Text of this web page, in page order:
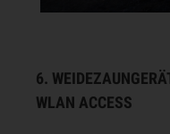
6.
WLAN ACCESS